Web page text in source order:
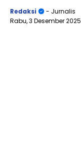
Redaksi
- Jurnalis
Rabu, 3 Desember 2025